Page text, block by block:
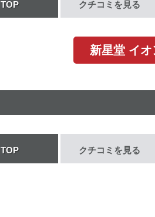
TOP クチコミを見る
新星堂 イ
TOP クチコミを見る